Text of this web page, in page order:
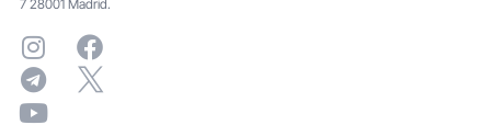
7 28001 Madrid.